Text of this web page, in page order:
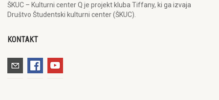
ŠKUC – Kulturni center Q je projekt kluba Tiffany, ki ga izvaja
Društvo Študentski kulturni center (ŠKUC).
KONTAKT